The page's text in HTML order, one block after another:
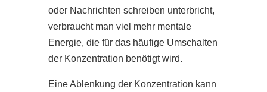
oder Nachrichten schreiben unterbricht,
verbraucht man viel mehr mentale
Energie, die für das häufige Umschalten
der Konzentration benötigt wird.
Eine Ablenkung der Konzentration kann